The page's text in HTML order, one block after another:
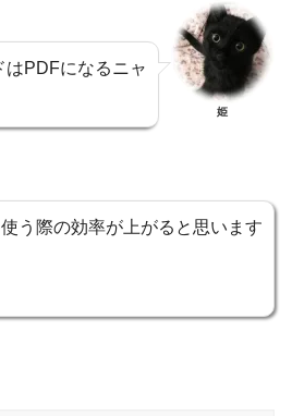
はPDFになるニャ
姫
う際の効率が上がると思います